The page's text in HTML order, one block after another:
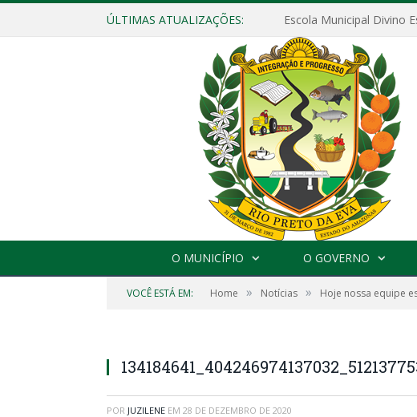
ÚLTIMAS ATUALIZAÇÕES:
O MUNICÍPIO O GOVERNO
VOCÊ ESTÁ EM: Home » Notícias » Hoje nossa equipe
POR JUZILENE EM 28 DE DEZEMBRO DE 2020